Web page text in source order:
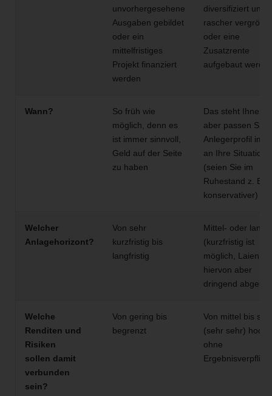
unvorhergesehene
Ausgaben gebildet
oder ein
mittelfristiges
Projekt finanziert
werden
diversifiziert und
rascher
oder eine
Zusatzrente
aufgebaut
Wann?
So früh wie
möglich, denn es
ist immer sinnvoll,
Geld auf der Seite
zu haben
Das steht Ihnen
aber passen Sie
Anlegerprofil
an Ihre Situation
(seien Sie im
Ruhestand z. B.
konservativer)
Welcher
Anlagehorizont?
Von sehr
kurzfristig bis
langfristig
Mittel- oder
(kurzfristig ist
möglich, Laien
hiervon aber
dringend
Welche
Renditen und
Risiken
sollen damit
verbunden
sein?
Von gering bis
begrenzt
Von mittel bis
(sehr sehr) hoch
ohne